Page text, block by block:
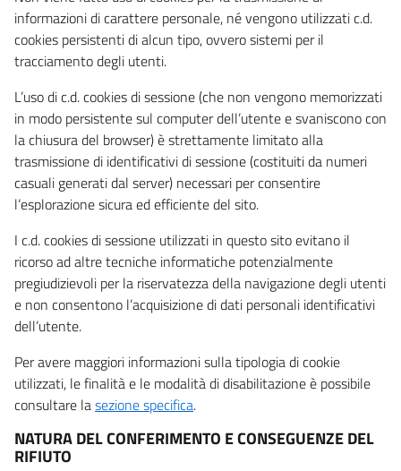
informazioni di carattere personale, né vengono utilizzati c.d.
cookies persistenti di alcun tipo, ovvero sistemi per il
tracciamento degli utenti.
L’uso di c.d. cookies di sessione (che non vengono memorizzati
in modo persistente sul computer dell’utente e svaniscono con
la chiusura del browser) è strettamente limitato alla
trasmissione di identificativi di sessione (costituiti da numeri
casuali generati dal server) necessari per consentire
l’esplorazione sicura ed efficiente del sito.
I c.d. cookies di sessione utilizzati in questo sito evitano il
ricorso ad altre tecniche informatiche potenzialmente
pregiudizievoli per la riservatezza della navigazione degli utenti
e non consentono l’acquisizione di dati personali identificativi
dell’utente.
Per avere maggiori informazioni sulla tipologia di cookie
utilizzati, le finalità e le modalità di disabilitazione è possibile
consultare lasezione specifica.
NATURA DEL CONFERIMENTO E CONSEGUENZE DEL
RIFIUTO